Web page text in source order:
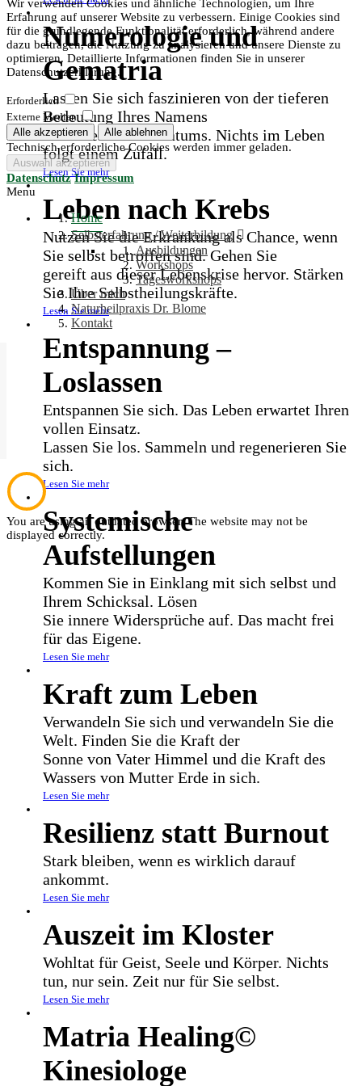
Numerologie und
Gematria
Lassen Sie sich faszinieren von der tieferen
Bedeutung Ihres Namens
und Ihres Geburtsdatums. Nichts im Leben
folgt einem Zufall.
Lesen Sie mehr
Leben nach Krebs
Nutzen Sie die Erkrankung als Chance, wenn
Sie selbst betroffen sind. Gehen Sie
gereift aus dieser Lebenskrise hervor. Stärken
Sie Ihre Selbstheilungskräfte.
Lesen Sie mehr
Entspannung –
Loslassen
Entspannen Sie sich. Das Leben erwartet Ihren
vollen Einsatz.
Lassen Sie los. Sammeln und regenerieren Sie
sich.
Lesen Sie mehr
Systemische
Aufstellungen
Kommen Sie in Einklang mit sich selbst und
Ihrem Schicksal. Lösen
Sie innere Widersprüche auf. Das macht frei
für das Eigene.
Lesen Sie mehr
Kraft zum Leben
Verwandeln Sie sich und verwandeln Sie die
Welt. Finden Sie die Kraft der
Sonne von Vater Himmel und die Kraft des
Wassers von Mutter Erde in sich.
Lesen Sie mehr
Resilienz statt Burnout
Stark bleiben, wenn es wirklich darauf
ankommt.
Lesen Sie mehr
Auszeit im Kloster
Wohltat für Geist, Seele und Körper. Nichts
tun, nur sein. Zeit nur für Sie selbst.
Lesen Sie mehr
Matria Healing©
Kinesiologe
Wir verwenden Cookies und ähnliche Technologien, um Ihre
Erfahrung auf unserer Website zu verbessern. Einige Cookies sind
für die grundlegende Funktionalität erforderlich, während andere
dazu beitragen, die Nutzung zu analysieren und unsere Dienste zu
optimieren. Detaillierte Informationen finden Sie in unserer
Datenschutzerklärung.
Erforderlich
Externe Medien
Technisch erforderliche Cookies werden immer geladen.
Datenschutz Impressum
Menu
Home
Selbsterfahrung / Weiterbildung
Ausbildungen
Workshops
Tagesworkshops
Über mich
Naturheilpraxis Dr. Blome
Kontakt
You are using an outdated browser. The website may not be
displayed correctly.